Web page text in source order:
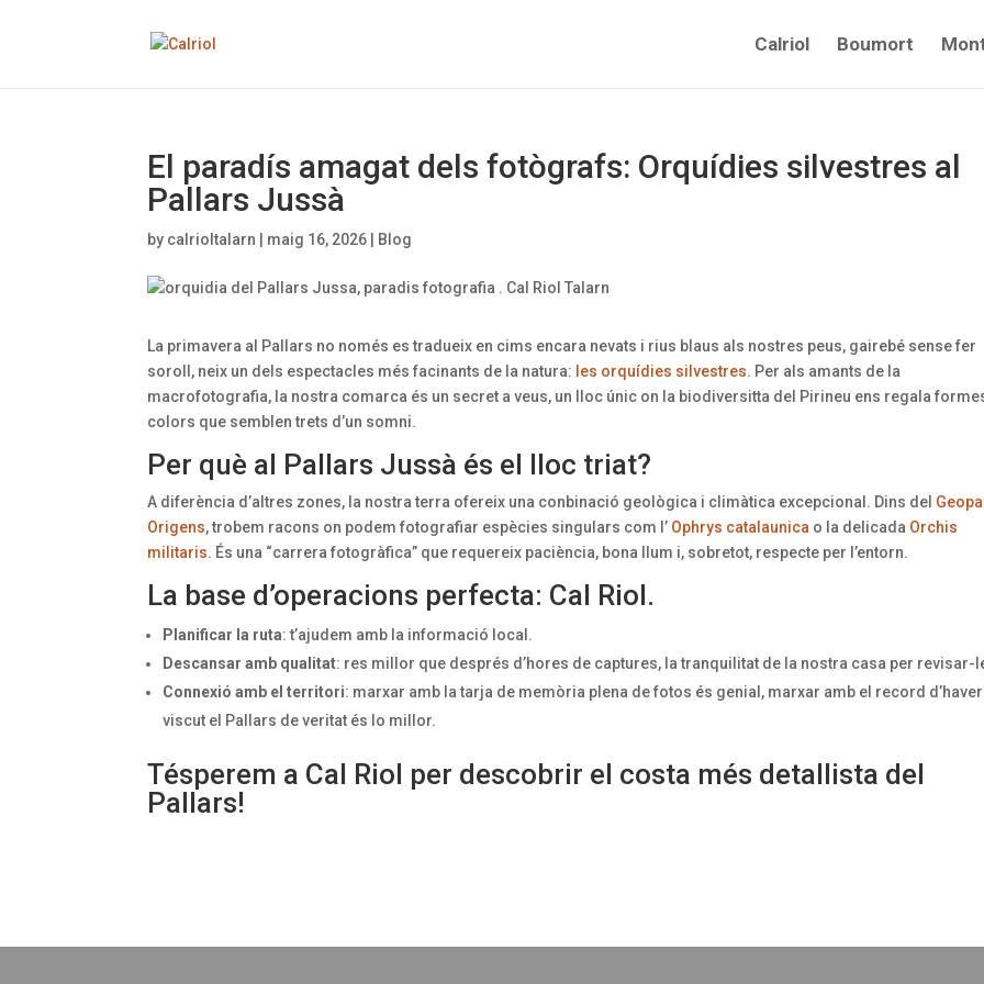
Calriol Boumort
El paradís amagat dels fotògrafs: Orquídies silvestres al
Pallars Jussà
by calrioltalarn maig 16, 2026 Blog
La primavera al Pallars no només es tradueix en cims encara nevats i rius blaus als nostres peus, gairebé sense fer
soroll, neix un dels espectacles més facinants de la natura: les orquídies silvestres. Per als amants de la
macrofotografia, la nostra comarca és un secret a veus, un lloc únic on la biodiversitta del Pirineu ens regala
colors que semblen trets d’un somni.
Per què al Pallars Jussà és el lloc triat?
A diferència d’altres zones, la nostra terra ofereix una conbinació geològica i climàtica excepcional. Dins del
Origens, trobem racons on podem fotografiar espècies singulars com l’ Ophrys catalaunica o la delicada Orchis
militaris. És una “carrera fotogràfica” que requereix paciència, bona llum i, sobretot, respecte per l’entorn.
La base d’operacions perfecta: Cal Riol.
Planificar la ruta: t’ajudem amb la informació local.
Descansar amb qualitat: res millor que després d’hores de captures, la tranquilitat de la nostra casa per revisar-
Connexió amb el territori: marxar amb la tarja de memòria plena de fotos és genial, marxar amb el record d’haver
viscut el Pallars de veritat és lo millor.
Tésperem a Cal Riol per descobrir el costa més detallista del
Pallars!